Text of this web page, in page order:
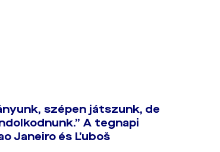
szépen játszunk, de
A tegnapi
Janeiro és Ľuboš